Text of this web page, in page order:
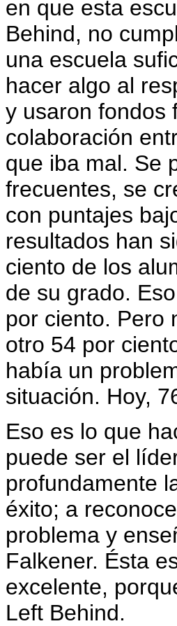
en que esta
Behind, no
una escuela
hacer algo al
y usaron fondos
colaboración
que iba mal. Se
frecuentes, se
con puntajes
resultados han
ciento de los
de su grado.
por ciento. Pero
otro 54 por
había un
situación. Hoy,
Eso es lo que
puede ser el
profundamente
éxito; a
problema y
Falkener. Ésta
excelente,
Left Behind.